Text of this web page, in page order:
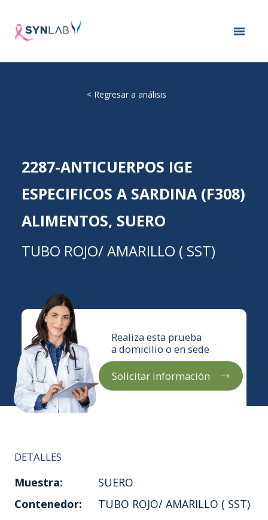
< Regresar a análisis
2287-ANTICUERPOS IGE
ESPECIFICOS A SARDINA (F308)
ALIMENTOS, SUERO
TUBO ROJO/ AMARILLO ( SST)
Realiza esta prueba
a domicilio o en sede
Solicitar información
DETALLES
Muestra:
SUERO
Contenedor:
TUBO ROJO/ AMARILLO ( SST)